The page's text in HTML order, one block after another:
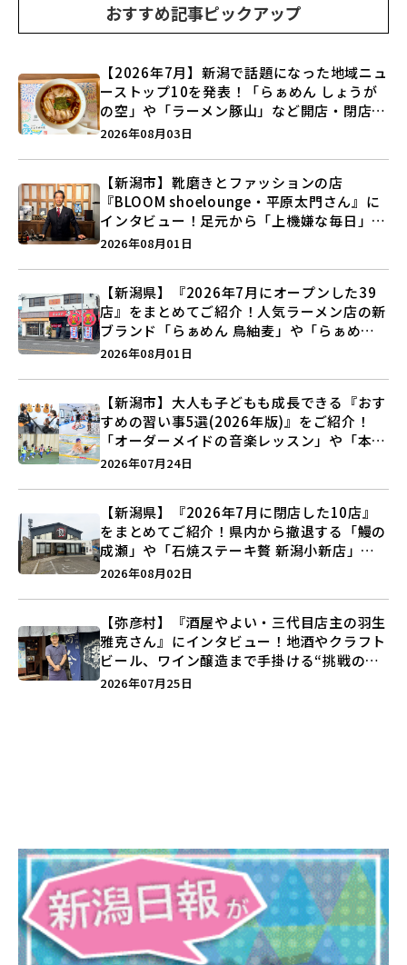
おすすめ記事ピックアップ
【2026年7月】新潟で話題になった地域ニュ
ーストップ10を発表！「らぁめん しょうが
の空」や「ラーメン豚山」など開店・閉店の
注目記事をランキングでご紹介♪
2026年08月03日
【新潟市】靴磨きとファッションの店
『BLOOM shoelounge・平原太門さん』に
インタビュー！足元から「上機嫌な毎日」を
つくる装いの提案とは？
2026年08月01日
【新潟県】『2026年7月にオープンした39
店』をまとめてご紹介！人気ラーメン店の新
ブランド「らぁめん 鳥紬麦」や「らぁめん
しょうがの空」など盛りだくさん♪
2026年08月01日
【新潟市】大人も子どもも成長できる『おす
すめの習い事5選(2026年版)』をご紹介！
「オーダーメイドの音楽レッスン」や「本格
キックボクシング」で新しい自分を見つけよ
2026年07月24日
【新潟県】『2026年7月に閉店した10店』
をまとめてご紹介！県内から撤退する「鰻の
成瀬」や「石焼ステーキ贅 新潟小新店」が
営業に幕…。
2026年08月02日
【弥彦村】『酒屋やよい・三代目店主の羽生
雅克さん』にインタビュー！地酒やクラフト
ビール、ワイン醸造まで手掛ける“挑戦の歴
史”に迫る♪
2026年07月25日